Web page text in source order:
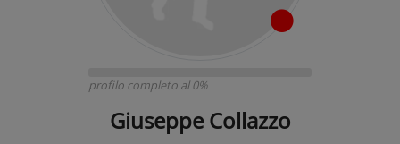
profilo completo al 0%
Giuseppe Collazzo